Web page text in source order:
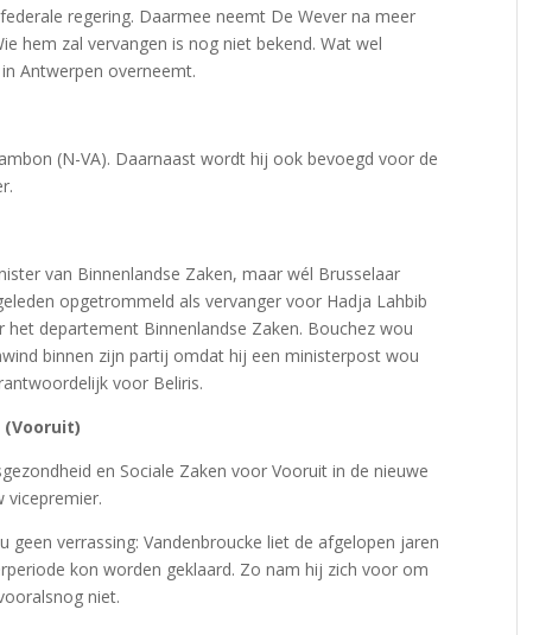
regering. Daarmee neemt De Wever na meer
hem zal vervangen is nog niet bekend. Wat wel
Antwerpen overneemt.
(N-VA). Daarnaast wordt hij ook bevoegd voor de
van Binnenlandse Zaken, maar wél Brusselaar
opgetrommeld als vervanger voor Hadja Lahbib
departement Binnenlandse Zaken. Bouchez wou
binnen zijn partij omdat hij een ministerpost wou
voor Beliris.
(Vooruit)
en Sociale Zaken voor Vooruit in de nieuwe
vicepremier.
verrassing: Vandenbroucke liet de afgelopen jaren
kon worden geklaard. Zo nam hij zich voor om
niet.